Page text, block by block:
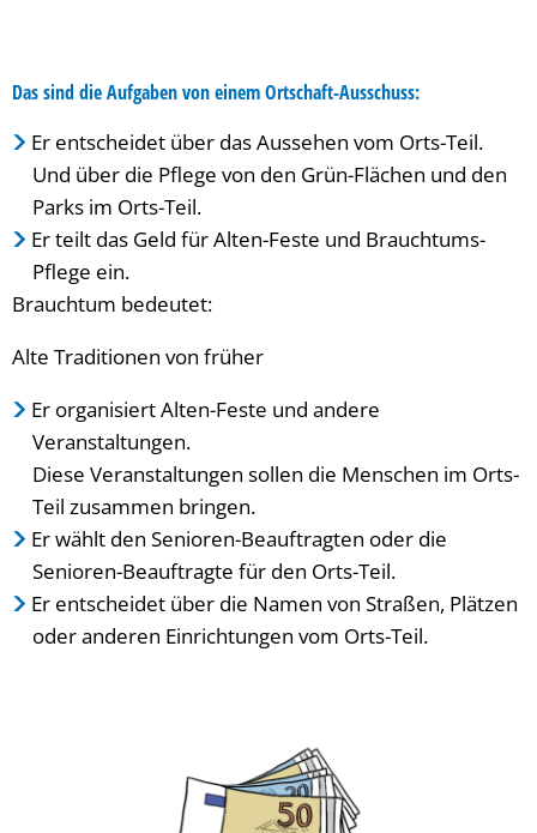
Das sind die Aufgaben von einem Ortschaft-Ausschuss:
Er entscheidet über das Aussehen vom Orts-Teil.
Und über die Pflege von den Grün-Flächen und den
Parks im Orts-Teil.
Er teilt das Geld für Alten-Feste und Brauchtums-
Pflege ein.
Brauchtum bedeutet:
Alte Traditionen von früher
Er organisiert Alten-Feste und andere
Veranstaltungen.
Diese Veranstaltungen sollen die Menschen im Orts-
Teil zusammen bringen.
Er wählt den Senioren-Beauftragten oder die
Senioren-Beauftragte für den Orts-Teil.
Er entscheidet über die Namen von Straßen, Plätzen
oder anderen Einrichtungen vom Orts-Teil.